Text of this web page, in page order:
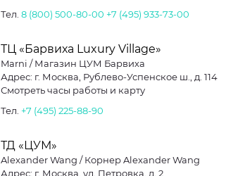
Тел. 8 (800) 500-80-00 +7 (495) 933-73-00
ТЦ «Барвиха Luxury Village»
Marni / Магазин ЦУМ Барвиха
Адрес: г. Москва, Рублево-Успенское ш., д. 114
Смотреть часы работы и карту
Тел. +7 (495) 225-88-90
ТД «ЦУМ»
Alexander Wang / Корнер Alexander Wang
Адрес: г. Москва, ул. Петровка, д. 2